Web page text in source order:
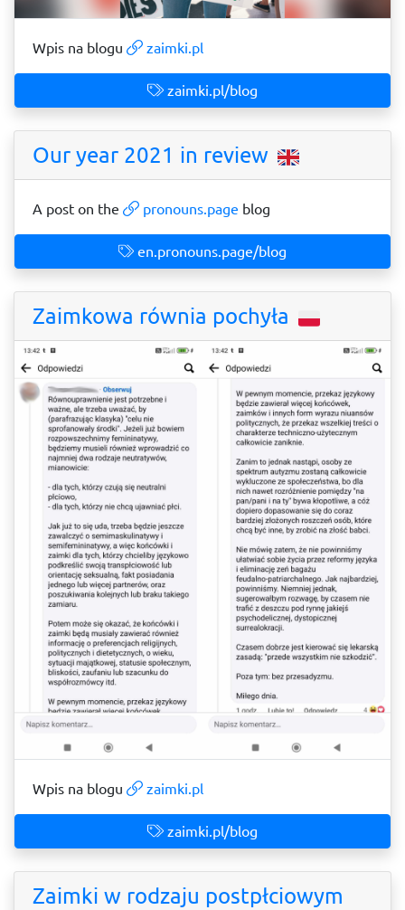
Wpis na blogu zaimki.pl
zaimki.pl/blog
Our year 2021 in review
A post on the pronouns.page blog
en.pronouns.page/blog
Zaimkowa równia pochyła
Wpis na blogu zaimki.pl
zaimki.pl/blog
Zaimki w rodzaju postpłciowym